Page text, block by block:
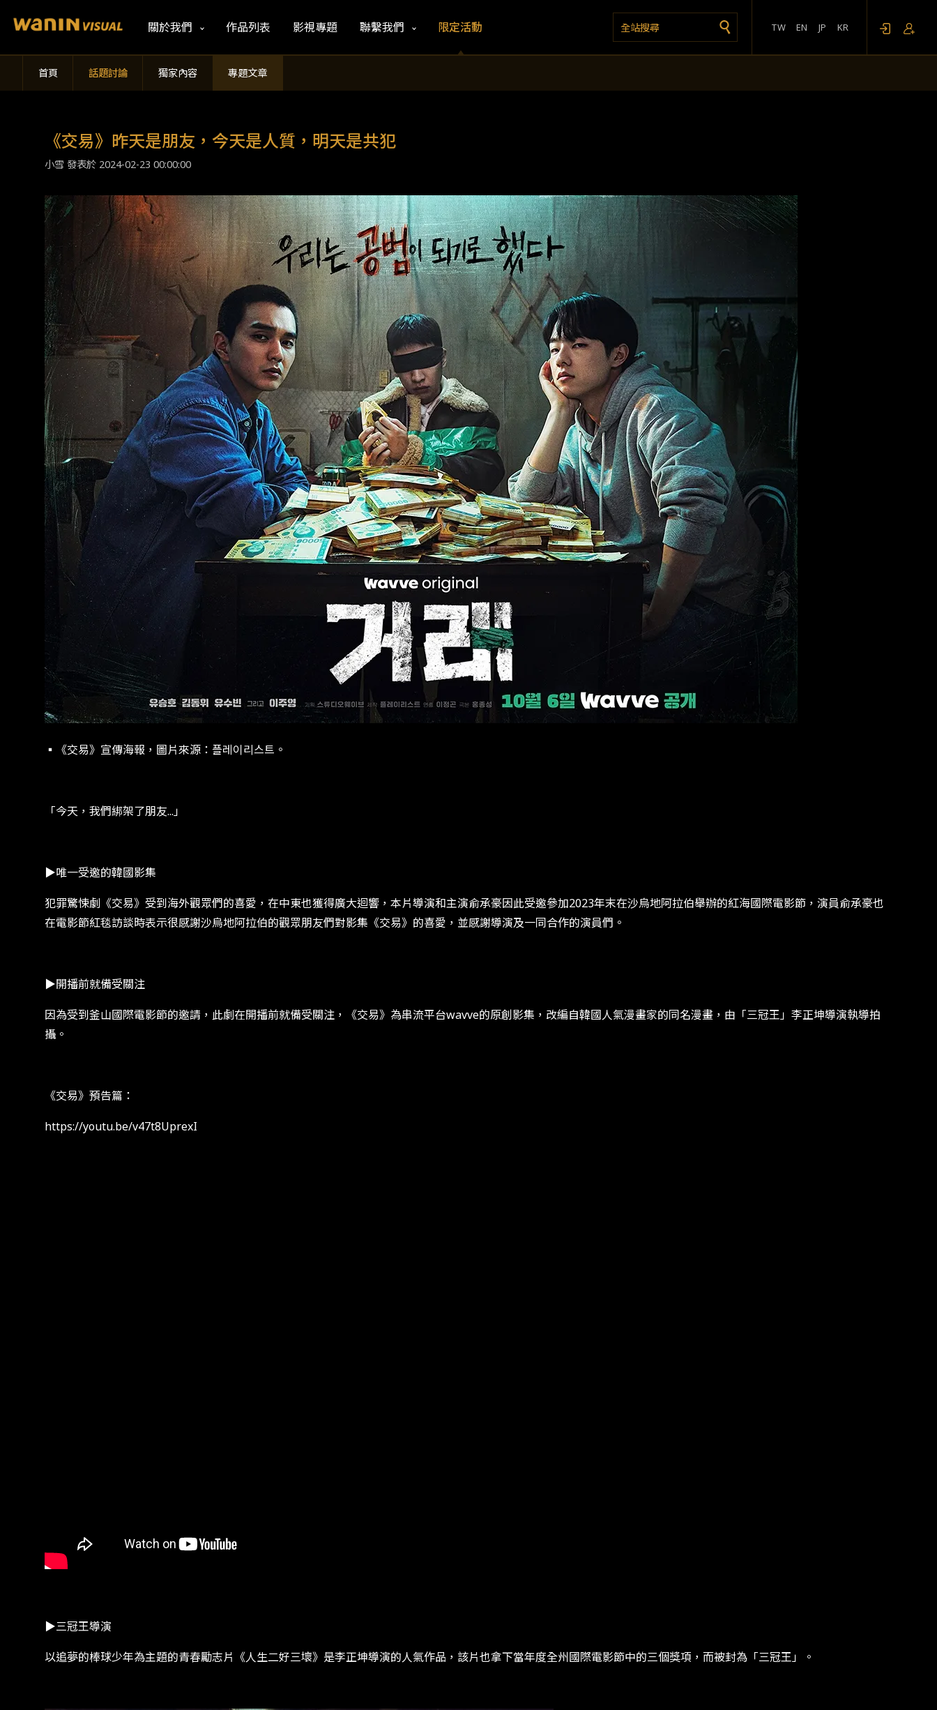
關於我們 作品列表 影視專題 聯繫我們 限定活動 TW EN JP KR
首頁 話題討論 獨家內容 專題文章
《交易》昨天是朋友，今天是人質，明天是共犯
小雪 發表於 2024-02-23 00:00:00
▪︎《交易》宣傳海報，圖片來源：플레이리스트。
​​「今天，我們綁架了朋友​...​」​
​​▶唯一受邀的韓國影集​
​​犯罪驚悚劇《交易》受到海外觀眾們的喜愛，在中東也獲得廣大迴響，本片導演和主演俞承豪因此受邀參加​2023​年末在沙烏地阿拉伯舉辦的紅海國際電影節，演員俞承豪也
在電影節紅毯訪談時表示很感謝沙烏地阿拉伯的觀眾朋友們對影集《交易》的喜愛，並感謝導演及一同合作的演員們。​
​​▶開播前就備受關注​
​​因為受到釜山國際電影節的邀請​​，此劇​​在開播前就備受關注，《交易》為串流平台​wavve​的原創影集，改編自韓國人氣漫畫家的同名漫畫，由「三冠王」李正坤導演執導拍
攝。
​​《交易》預告篇：​
https://youtu.be/v47t8UprexI
​​▶三冠王導演​
​​以追夢的棒球少年為主題的青春勵志片《人生二好三壞》是李正坤導演的人氣作品，該片也拿下當年度全州國際電影節中的三個獎項​​，​​而被封為「三冠王」。​